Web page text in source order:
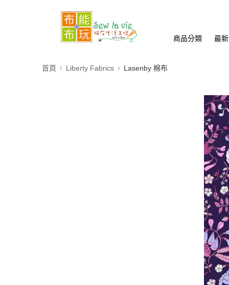
商品分類 最
首頁 Liberty Fabrics Lasenby 棉布